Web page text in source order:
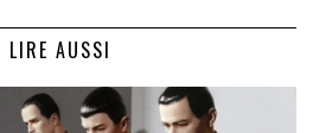
LIRE AUSSI